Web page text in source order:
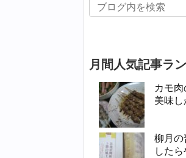
月間人気記事ラ
カモ
美味し
柳月の
した